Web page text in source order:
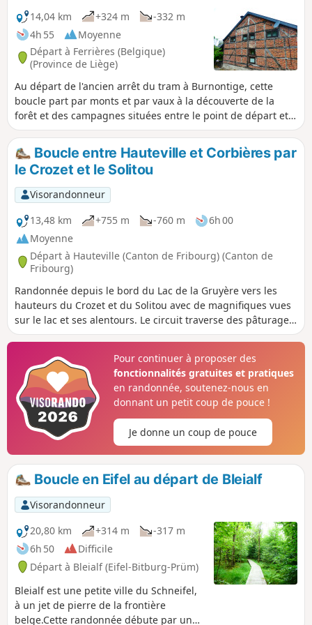
14,04 km
+324 m
-332 m
4h 55
Moyenne
Départ à Ferrières (Belgique)
(Province de Liège)
Au départ de l'ancien arrêt du tram à Burnontige, cette
boucle part par monts et par vaux à la découverte de la
forêt et des campagnes situées entre le point de départ et
Ferrières-village.Les deux premiers kilomètres descendent à
travers la forêt jusqu'au hameau du Trou d'où le parcours
remonte découvrir la Réserve naturelle de la Picherotte
(quelques panneaux didactiques).Suivent en alternance
quelques beaux tronçons campagnards et forestiers
jusqu'au bas de Ferrières-village où un sentier gravit
d'abord une colline avant de redescendre au niveau de
l'assise de l'ancien vicinal.Le parcours n'emprunte pas le
tracé forestier du vicinal au retour, mais le longe un bon
moment sur un chemin parallèle en prenant
progressivement de la hauteur pour déboucher sur un
tronçon campagnard bien aéré.
Boucle entre Hauteville et Corbières par
le Crozet et le Solitou
Visorandonneur
13,48 km
+755 m -760 m
6h 00
Moyenne
Départ à Hauteville (Canton de Fribourg) (Canton de
Fribourg)
Randonnée depuis le bord du Lac de la Gruyère vers les
hauteurs du Crozet et du Solitou avec de magnifiques vues
sur le lac et ses alentours. Le circuit traverse des pâturages,
passe par de nombreuses fermes d'alpage et des zones
Pour continuer à proposer des
fonctionnalités gratuites et pratiques
en randonnée, soutenez-nous en
donnant un petit coup de pouce !
Je donne un coup de pouce
Boucle en Eifel au départ de Bleialf
Visorandonneur
20,80 km
+314 m
-317 m
6h 50
Difficile
Départ à Bleialf (Eifel-Bitburg-Prüm)
Bleialf est une petite ville du Schneifel,
à un jet de pierre de la frontière
belge.Cette randonnée débute par un